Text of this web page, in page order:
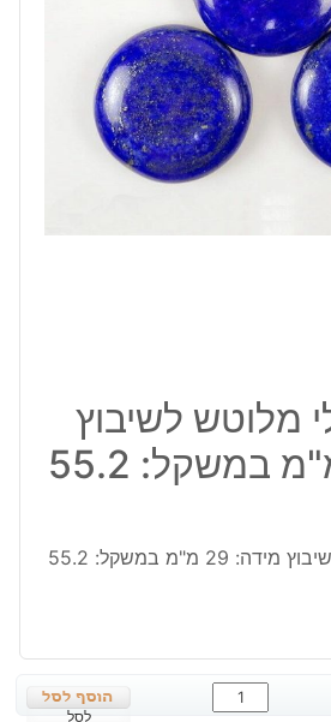
מלוטש לשיבוץ
מידה: 29 מ"מ במשקל: 55.2
לאפיס לג'ולי מלוטש לשיבוץ מידה: 29 מ"מ במשקל: 55.2
כמות
לסל